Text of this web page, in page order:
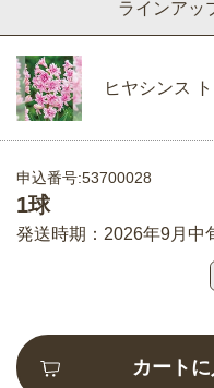
ラインア
ヒヤシンス
申込番号:53700028
1球
発送時期：2026年9月中
カート